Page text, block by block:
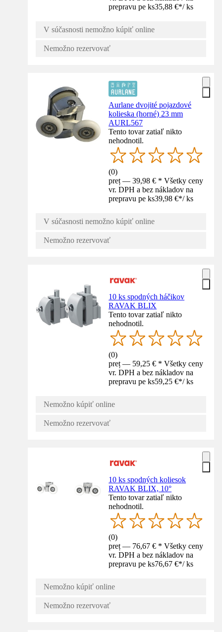
prepravu pe ks35,88 €*/ ks
V súčasnosti nemožno kúpiť online
Nemožno rezervovať
Aurlane dvojité pojazdové
kolieska (horné) 23 mm
AURL567
Tento tovar zatiaľ nikto
nehodnotil.
(0)
preț — 39,98 € * Všetky ceny
vr. DPH a bez nákladov na
prepravu pe ks39,98 €*/ ks
V súčasnosti nemožno kúpiť online
Nemožno rezervovať
10 ks spodných háčikov
RAVAK BLIX
Tento tovar zatiaľ nikto
nehodnotil.
(0)
preț — 59,25 € * Všetky ceny
vr. DPH a bez nákladov na
prepravu pe ks59,25 €*/ ks
Nemožno kúpiť online
Nemožno rezervovať
10 ks spodných koliesok
RAVAK BLIX, 10°
Tento tovar zatiaľ nikto
nehodnotil.
(0)
preț — 76,67 € * Všetky ceny
vr. DPH a bez nákladov na
prepravu pe ks76,67 €*/ ks
Nemožno kúpiť online
Nemožno rezervovať